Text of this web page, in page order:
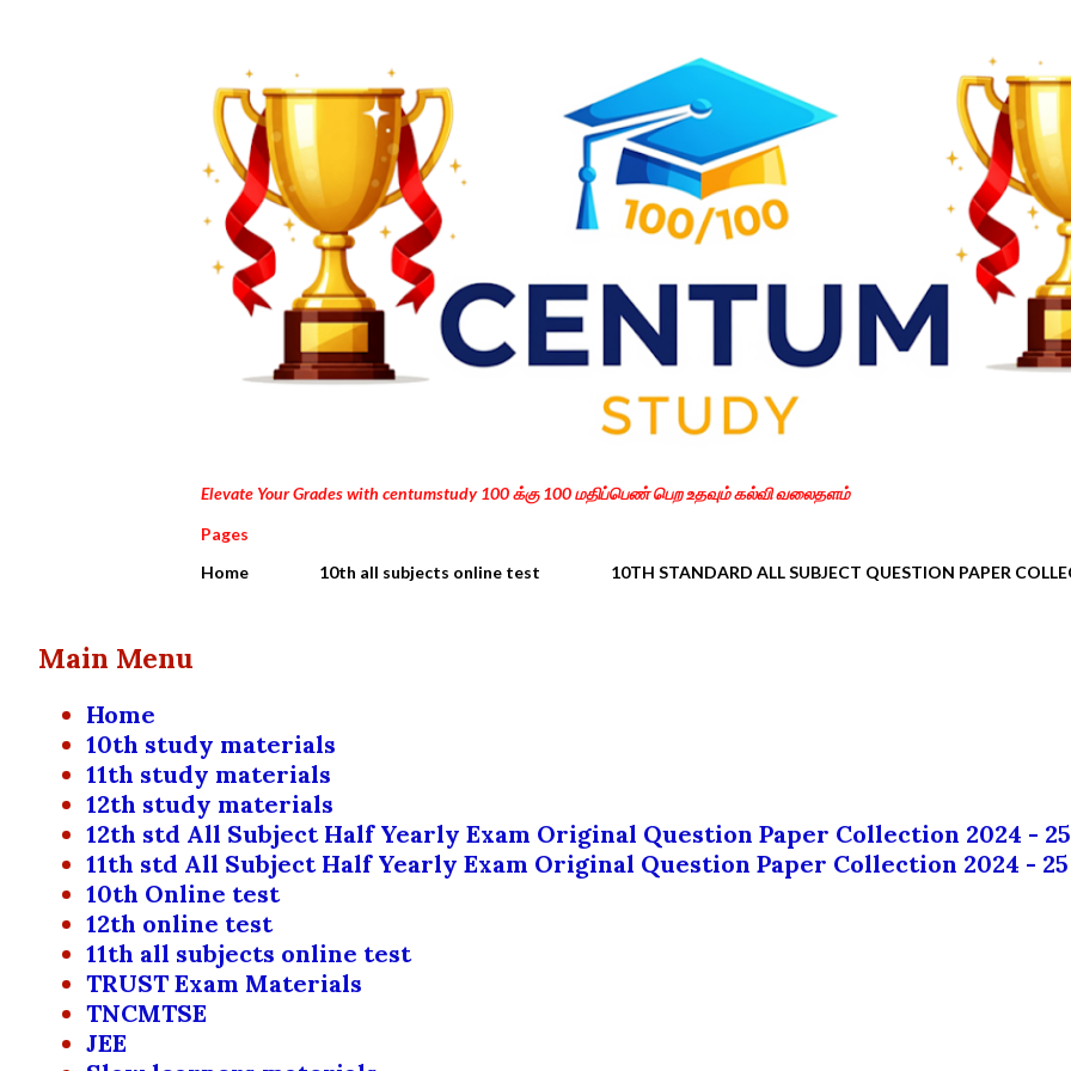
Elevate Your Grades with centumstudy 100 க்கு 100 மதிப்பெண் பெற உதவும் கல்வி வலைதளம்
Pages
Home
10th all subjects online test 10TH STANDARD ALL SUBJECT QUESTION PAPER
Main Menu
Home
10th study materials
11th study materials
12th study materials
12th std All Subject Half Yearly Exam Original Question Paper Collection 2024 - 25
11th std All Subject Half Yearly Exam Original Question Paper Collection 2024 - 25
10th Online test
12th online test
11th all subjects online test
TRUST Exam Materials
TNCMTSE
JEE